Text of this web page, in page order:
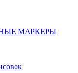
МАРКЕРЫ